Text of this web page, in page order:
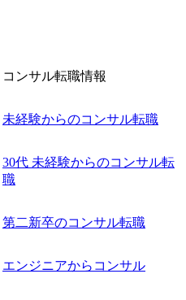
コンサル転職情報
未経験からのコンサル転職
30代 未経験からのコンサル転
職
第二新卒のコンサル転職
エンジニアからコンサル